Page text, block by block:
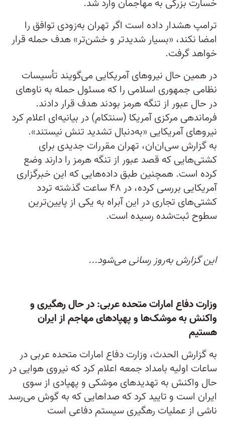
خسارت بزرگی به مهاجمان وارد شد.
ترامپ هشدار داده است اگر تهران به‌زودی توافق را
امضا نکند، «بسیار شدیدتر و خشن‌تر» هدف حمله قرار
خواهد گرفت.
در همین حال نیروهای آمریکایی می‌گویند تأسیسات
نظامی جمهوری اسلامی را که مسئول حمله به ناوهای
در حال عبور از تنگه هرمز بودند هدف قرار دادند.
فرماندهی مرکزی آمریکا (سنتکام) در بیانیه‌ای اعلام کرد
نیروهای آمریکایی «به‌دنبال تشدید تنش نیستند».
به گزارش سی‌ان‌ان، تهران مقررات جدیدی برای
کشتی‌هایی که قصد عبور از تنگه هرمز را دارند وضع
کرده است. همچنین طبق داده‌هایی که این خبرگزاری
آمریکایی بررسی کرده، در ۴۸ ساعت گذشته تردد
کشتی‌های تجاری در این آبراه به یکی از پایین‌ترین
سطوح ثبت‌شده رسیده است.
این گزارش به‌روز رسانی می‌شود...
وزارت دفاع امارات متحده عربی: در حال رهگیری و
واکنش به موشک‌ها و پهپادهای مهاجم از ایران
هستیم
به گزارش الحدث، وزارت دفاع امارات متحده عربی در
ساعات اولیه بامداد جمعه اعلام کرد که نیروی هوایی در
حال واکنش به تهدید‌های موشکی و پهپادی از سوی
ایران است و تایید کرد که صداهایی که به گوش می‌رسد
ناشی از عملیات رهگیری سیستم دفاعی است